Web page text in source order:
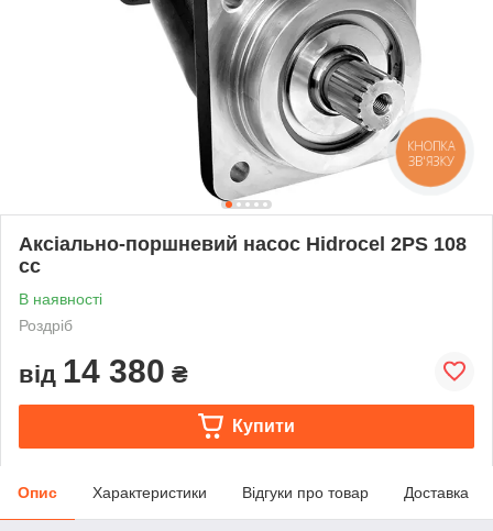
Аксіально-поршневий насос Hidrocel 2PS 108
cc
В наявності
Роздріб
від 14 380 ₴
Купити
Опис Характеристики Відгуки про товар Доставка
КНОПКА
ЗВ'ЯЗКУ